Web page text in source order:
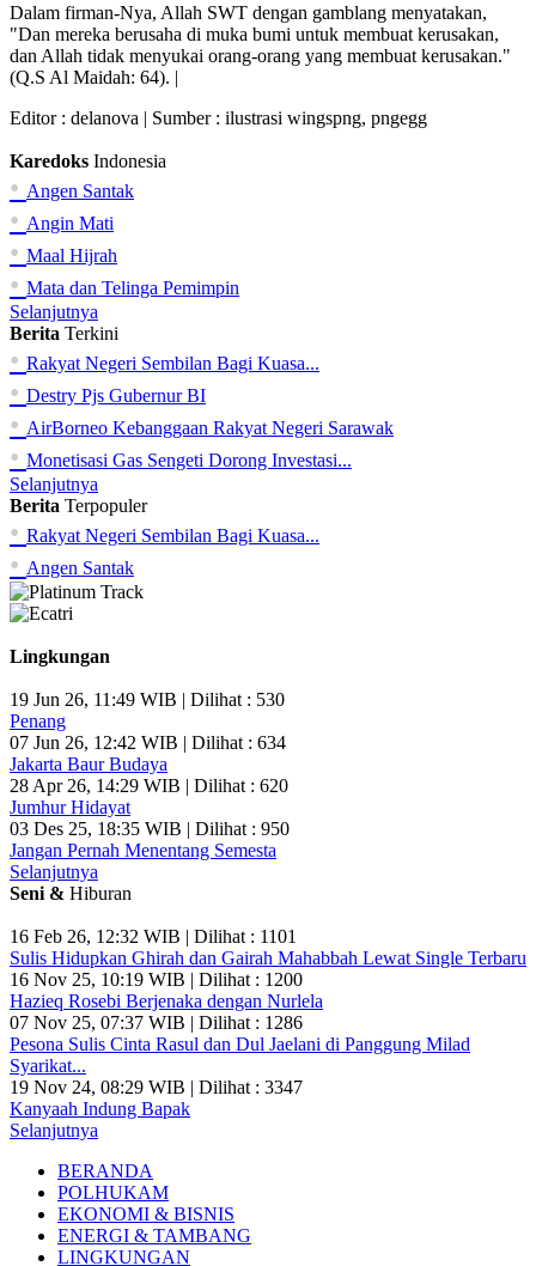
Dalam firman-Nya, Allah SWT dengan gamblang menyatakan,
"Dan mereka berusaha di muka bumi untuk membuat kerusakan,
dan Allah tidak menyukai orang-orang yang membuat kerusakan."
(Q.S Al Maidah: 64). |
Editor : delanova | Sumber : ilustrasi wingspng, pngegg
Karedoks Indonesia
• Angen Santak
• Angin Mati
• Maal Hijrah
• Mata dan Telinga Pemimpin
Selanjutnya
Berita Terkini
• Rakyat Negeri Sembilan Bagi Kuasa...
• Destry Pjs Gubernur BI
• AirBorneo Kebanggaan Rakyat Negeri Sarawak
• Monetisasi Gas Sengeti Dorong Investasi...
Selanjutnya
Berita Terpopuler
• Rakyat Negeri Sembilan Bagi Kuasa...
• Angen Santak
Lingkungan
19 Jun 26, 11:49 WIB | Dilihat : 530
Penang
07 Jun 26, 12:42 WIB | Dilihat : 634
Jakarta Baur Budaya
28 Apr 26, 14:29 WIB | Dilihat : 620
Jumhur Hidayat
03 Des 25, 18:35 WIB | Dilihat : 950
Jangan Pernah Menentang Semesta
Selanjutnya
Seni & Hiburan
16 Feb 26, 12:32 WIB | Dilihat : 1101
Sulis Hidupkan Ghirah dan Gairah Mahabbah Lewat Single Terbaru
16 Nov 25, 10:19 WIB | Dilihat : 1200
Hazieq Rosebi Berjenaka dengan Nurlela
07 Nov 25, 07:37 WIB | Dilihat : 1286
Pesona Sulis Cinta Rasul dan Dul Jaelani di Panggung Milad
Syarikat...
19 Nov 24, 08:29 WIB | Dilihat : 3347
Kanyaah Indung Bapak
Selanjutnya
BERANDA
POLHUKAM
EKONOMI & BISNIS
ENERGI & TAMBANG
LINGKUNGAN